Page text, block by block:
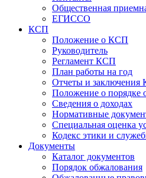
Общественная
ЕГИССО
КСП
Положение о КСП
Руководитель
Регламент КСП
План работы на год
Отчеты и заключения
Положение о порядке
Сведения о доходах
Нормативные
Специальная оценка
Кодекс этики и
Документы
Каталог документов
Порядок обжалования